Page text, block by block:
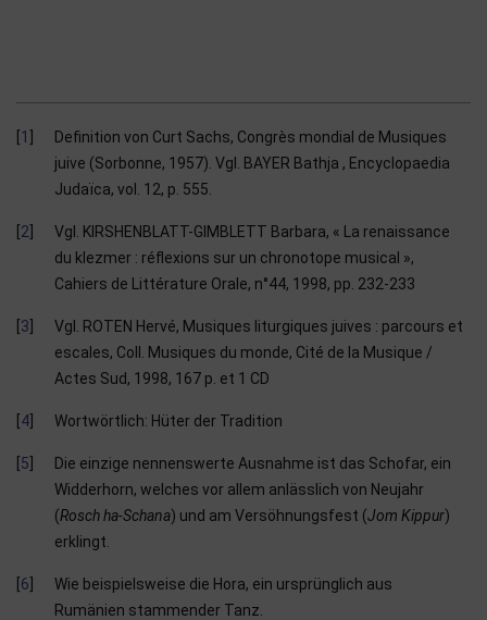
1
Definition von Curt Sachs, Congrès mondial de Musiques
juive (Sorbonne, 1957). Vgl. BAYER Bathja , Encyclopaedia
Judaïca, vol. 12, p. 555.
2
Vgl. KIRSHENBLATT-GIMBLETT Barbara, « La renaissance
du klezmer : réflexions sur un chronotope musical »,
Cahiers de Littérature Orale, n°44, 1998, pp. 232-233
3
Vgl. ROTEN Hervé, Musiques liturgiques juives : parcours et
escales, Coll. Musiques du monde, Cité de la Musique /
Actes Sud, 1998, 167 p. et 1 CD
4 Wortwörtlich: Hüter der Tradition
5
Die einzige nennenswerte Ausnahme ist das Schofar, ein
Widderhorn, welches vor allem anlässlich von Neujahr
(Rosch ha-Schana) und am Versöhnungsfest (Jom Kippur)
erklingt.
6
Wie beispielsweise die Hora, ein ursprünglich aus
Rumänien stammender Tanz.